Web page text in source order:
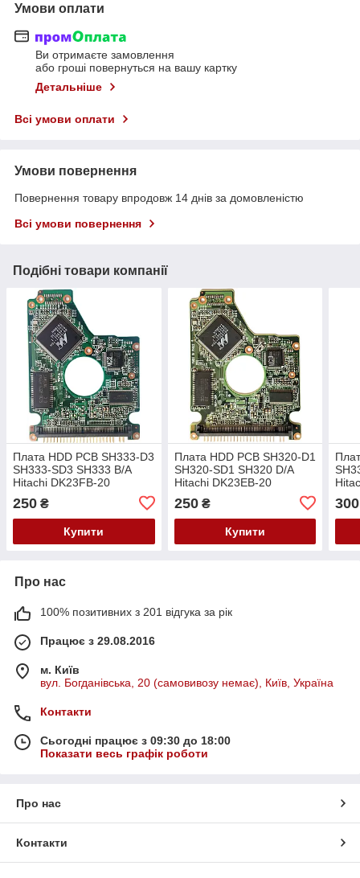
Умови оплати
Ви отримаєте замовлення
або гроші повернуться на вашу картку
Детальніше
Всі умови оплати
Умови повернення
Повернення товару впродовж 14 днів за домовленістю
Всі умови повернення
Подібні товари компанії
Плата HDD PCB SH333-D3
SH333-SD3 SH333 B/A
Hitachi DK23FB-20
250 ₴
Купити
Плата HDD PCB SH320-D1
SH320-SD1 SH320 D/A
Hitachi DK23EB-20
250₴
Купити
300
Про нас
100% позитивних з 201 відгука за рік
Працює з 29.08.2016
м. Київ
вул. Богданівська, 20 (самовивозу немає), Київ, Україна
Контакти
Сьогодні працює з 09:30 до 18:00
Показати весь графік роботи
Про нас
Контакти